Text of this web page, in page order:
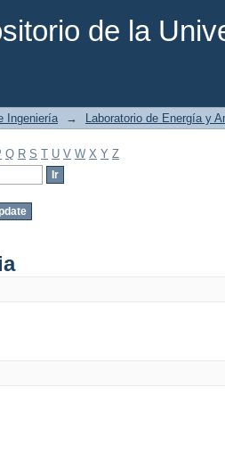
de la
Ingeniería → Laboratorio de Energía y
Q R S T U V W X Y Z